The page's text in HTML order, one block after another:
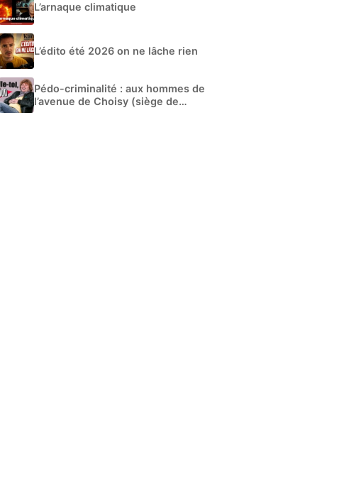
L’arnaque climatique
L’édito été 2026 on ne lâche rien
Pédo-criminalité : aux hommes de
l’avenue de Choisy (siège de